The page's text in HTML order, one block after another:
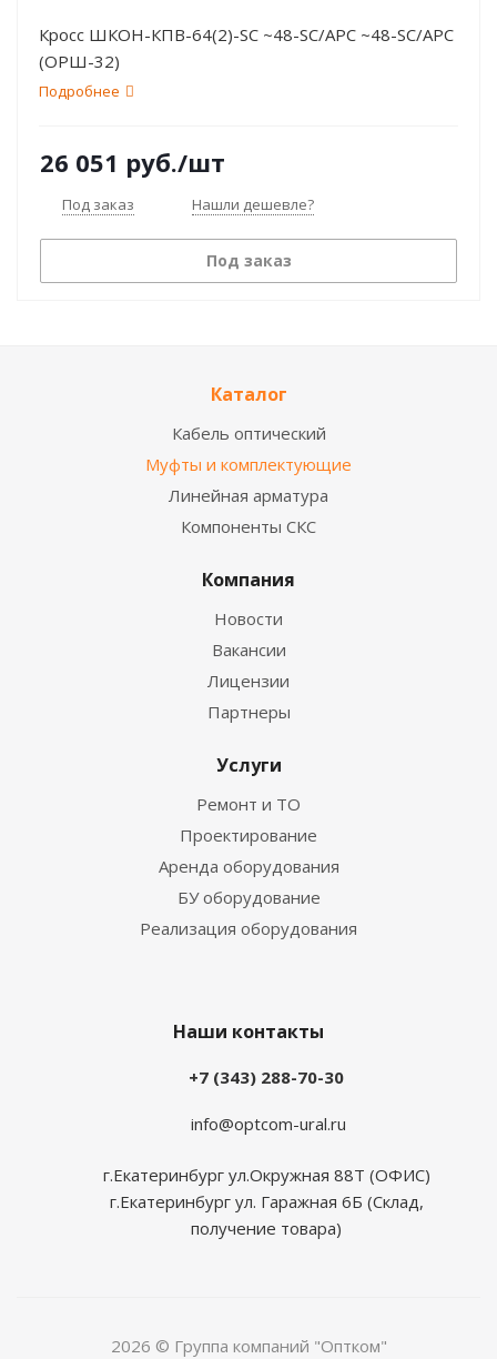
Кросс ШКОН-КПВ-64(2)-SC ~48-SC/APC ~48-SC/APC
(ОРШ-32)
Подробнее
26 051 руб./шт
Под заказ Нашли дешевле?
Под заказ
Каталог
Кабель оптический
Муфты и комплектующие
Линейная арматура
Компоненты СКС
Компания
Новости
Вакансии
Лицензии
Партнеры
Услуги
Ремонт и ТО
Проектирование
Аренда оборудования
БУ оборудование
Реализация оборудования
Наши контакты
+7 (343) 288-70-30
info@optcom-ural.ru
г.Екатеринбург ул.Окружная 88Т (ОФИС)
г.Екатеринбург ул. Гаражная 6Б (Склад,
получение товара)
2026 © Группа компаний "Оптком"